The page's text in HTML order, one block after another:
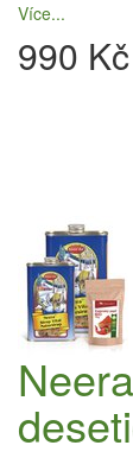
Více...
990 Kč